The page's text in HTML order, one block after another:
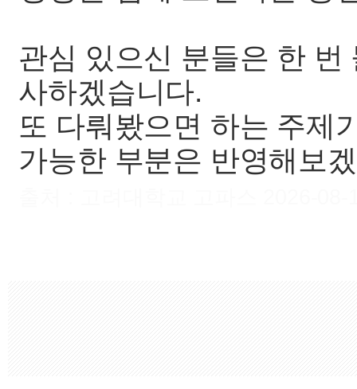
관심 있으신 분들은 한
사하겠습니다.
또 다뤄봤으면 하는 주제
가능한 부분은 반영해보